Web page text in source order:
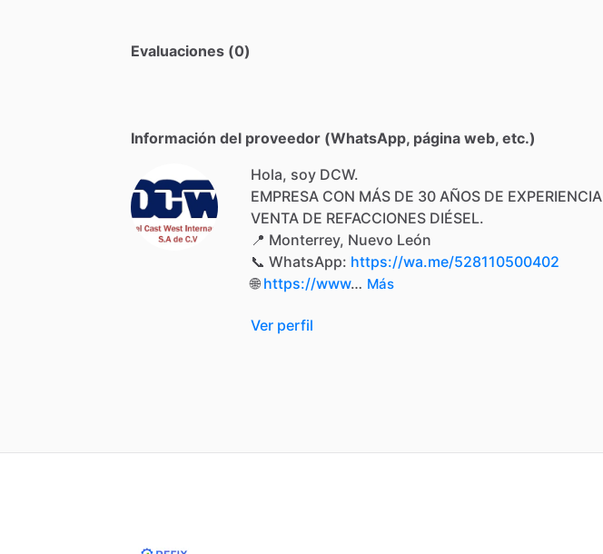
Evaluaciones (0)
Información del proveedor (WhatsApp, página web, etc.)
Hola, soy DCW.
EMPRESA CON MÁS DE 30 AÑOS DE EXPERIENCIA
VENTA DE REFACCIONES DIÉSEL.
📍 Monterrey, Nuevo León
📞 WhatsApp: https://wa.me/528110500402
🌐 https://www… Más
Ver perfil